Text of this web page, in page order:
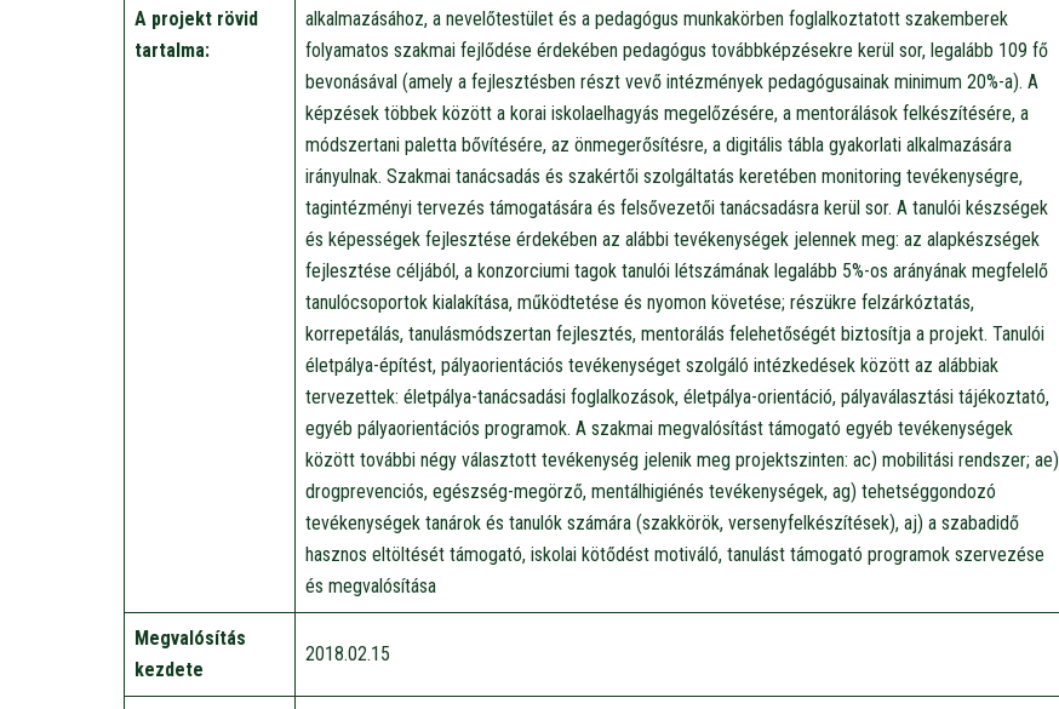
A projekt rövid
tartalma:
alkalmazásához, a nevelőtestület és a pedagógus munkakörben foglalkoztatott szakemberek
folyamatos szakmai fejlődése érdekében pedagógus továbbképzésekre kerül sor, legalább 109 fő
bevonásával (amely a fejlesztésben részt vevő intézmények pedagógusainak minimum 20%-a). A
képzések többek között a korai iskolaelhagyás megelőzésére, a mentorálások felkészítésére, a
módszertani paletta bővítésére, az önmegerősítésre, a digitális tábla gyakorlati alkalmazására
irányulnak. Szakmai tanácsadás és szakértői szolgáltatás keretében monitoring tevékenységre,
tagintézményi tervezés támogatására és felsővezetői tanácsadásra kerül sor. A tanulói készségek
és képességek fejlesztése érdekében az alábbi tevékenységek jelennek meg: az alapkészségek
fejlesztése céljából, a konzorciumi tagok tanulói létszámának legalább 5%-os arányának megfelelő
tanulócsoportok kialakítása, működtetése és nyomon követése; részükre felzárkóztatás,
korrepetálás, tanulásmódszertan fejlesztés, mentorálás felehetőségét biztosítja a projekt. Tanulói
életpálya-építést, pályaorientációs tevékenységet szolgáló intézkedések között az alábbiak
tervezettek: életpálya-tanácsadási foglalkozások, életpálya-orientáció, pályaválasztási tájékoztató,
egyéb pályaorientációs programok. A szakmai megvalósítást támogató egyéb tevékenységek
között további négy választott tevékenység jelenik meg projektszinten: ac) mobilitási rendszer; ae)
drogprevenciós, egészség-megörző, mentálhigiénés tevékenységek, ag) tehetséggondozó
tevékenységek tanárok és tanulók számára (szakkörök, versenyfelkészítések), aj) a szabadidő
hasznos eltöltését támogató, iskolai kötődést motiváló, tanulást támogató programok szervezése
és megvalósítása
Megvalósítás
kezdete
2018.02.15